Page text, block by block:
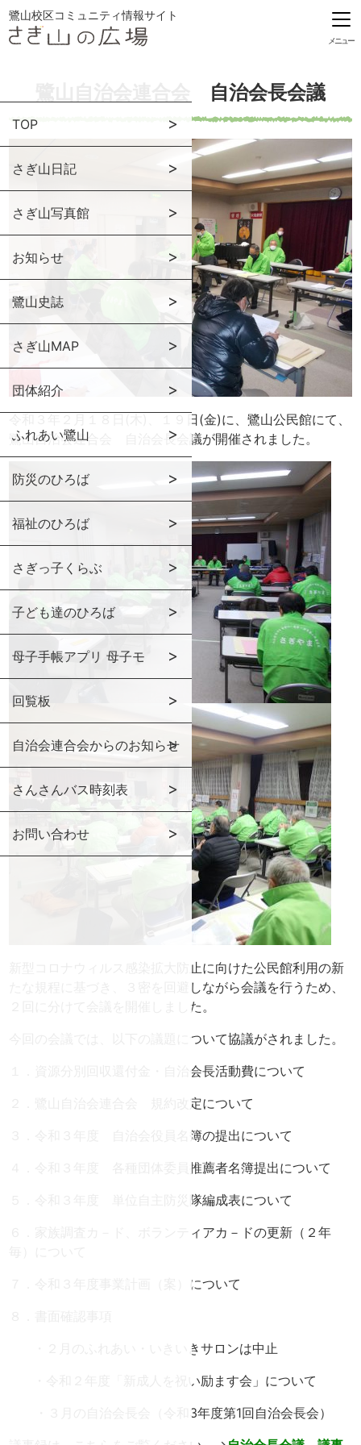
鷺山校区コミュニティ情報サイト
メニュー
TOP
さぎ山日記
さぎ山写真館
お知らせ
鷺山史誌
さぎ山MAP
団体紹介
ふれあい鷺山
防災のひろば
福祉のひろば
さぎっ子くらぶ
子ども達のひろば
母子手帳アプリ 母子モ
回覧板
自治会連合会からのお知らせ
さんさんバス時刻表
お問い合わせ
鷺山自治会連合会 自治会長会議
令和３年２月１８日(木)、１９日(金)に、鷺山公民館にて、
鷺山自治会連合会 自治会長会議が開催されました。
新型コロナウィルス感染拡大防止に向けた公民館利用の新
たな規程に基づき、３密を回避しながら会議を行うため、
２回に分けて会議を開催しました。
今回の会議では、以下の議題について協議がされました。
１．資源分別回収還付金・自治会長活動費について
２．鷺山自治会連合会 規約改定について
３．令和３年度 自治会役員名簿の提出について
４．令和３年度 各種団体委員推薦者名簿提出について
５．令和３年度 単位自主防災隊編成表について
６．家族調査カ－ド、ボランティアカ－ドの更新（２年
７．令和３年度事業計画（案）について
・２月のふれあい・いきいきサロンは中止
・令和２年度「新成人を祝い励ます会」について
・３月の自治会長会（令和3年度第1回自治会長会）